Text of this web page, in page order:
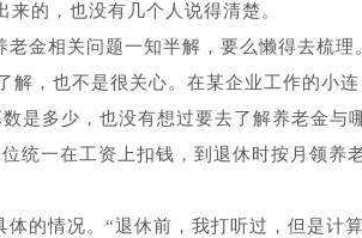
的，也没有几个人说得清楚。
金相关问题一知半解，要么懒得去梳理
解，也不是很关心。在某企业工作的小连
是多少，也没有想过要去了解养老金与
统一在工资上扣钱，到退休时按月领养
的情况。“退休前，我打听过，但是计